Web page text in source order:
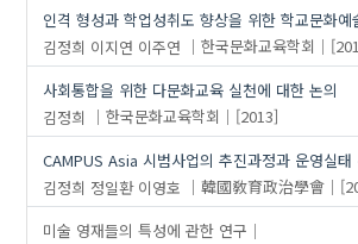
인격 형성과 학업성취도 향상을 위한 학교문화예
김정희 이지연 이주연 한국문화교육학회
사회통합을 위한 다문화교육 실천에 대한 논의
김정희
한국문화교육학회
[2013]
CAMPUS Asia 시범사업의 추진과정과 운영실태
김정희 정일환 이영호 韓國敎育政治學會
미술 영재들의 특성에 관한 연구